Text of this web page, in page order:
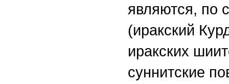
являются, по
(иракский
иракских
суннитские